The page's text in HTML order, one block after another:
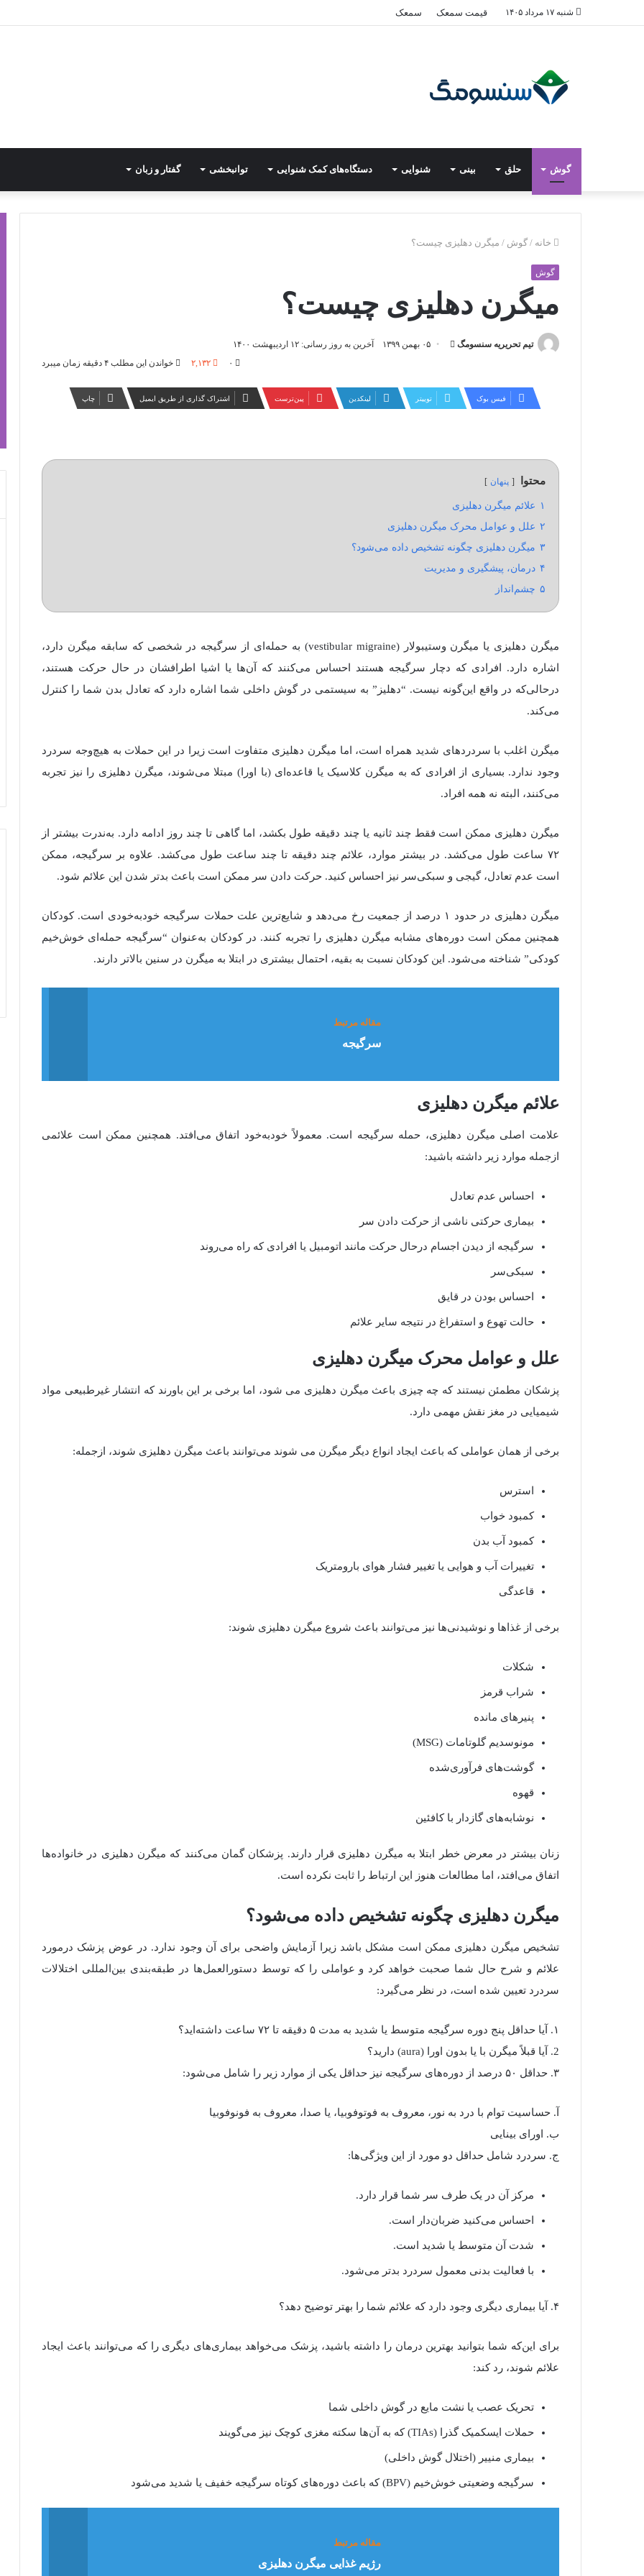
شنبه ۱۷ مرداد ۱۴۰۵ قیمت سمعک سمعک
گوش حلق بینی شنوایی دستگاه‌های کمک شنوایی توانبخشی گفتار و زبان
خانه / گوش / میگرن دهلیزی چیست؟
گوش
میگرن دهلیزی چیست؟
تیم تحریریه سنسومگ
ارسال۰۵ بهمن ۱۳۹۹
آخرین به روز رسانی: ۱۲ اردیبهشت ۱۴۰۰
۰
۲,۱۳۲ خواندن این مطلب ۴ دقیقه زمان میبرد
فیس بوک توییتر لینکدین ‫پین‌ترست اشتراک گذاری از طریق ایمیل چاپ
محتوا پنهان
۱ علائم میگرن دهلیزی
۲ علل و عوامل محرک میگرن دهلیزی
۳ میگرن دهلیزی چگونه تشخیص داده می‌شود؟
۴ درمان، پیشگیری و مدیریت
۵ چشم‌انداز
میگرن دهلیزی یا میگرن وستیبولار (vestibular migraine) به حمله‌ای از سرگیجه در شخصی که سابقه میگرن دارد،
اشاره دارد. افرادی که دچار سرگیجه هستند احساس می‌کنند که آن‌ها یا اشیا اطرافشان در حال حرکت هستند،
درحالی‌که در واقع این‌گونه نیست. “دهلیز” به سیستمی در گوش داخلی شما اشاره دارد که تعادل بدن شما را کنترل
می‌کند.
میگرن اغلب با سردردهای شدید همراه است، اما میگرن دهلیزی متفاوت است زیرا در این حملات به هیچ‌وجه سردرد
وجود ندارد. بسیاری از افرادی که به میگرن کلاسیک یا قاعده‌ای (با اورا) مبتلا می‌شوند، میگرن دهلیزی را نیز تجربه
می‌کنند، البته نه همه افراد.
میگرن دهلیزی ممکن است فقط چند ثانیه یا چند دقیقه طول بکشد، اما گاهی تا چند روز ادامه دارد. به‌ندرت بیشتر از
۷۲ ساعت طول می‌کشد. در بیشتر موارد، علائم چند دقیقه تا چند ساعت طول می‌کشد. علاوه بر سرگیجه، ممکن
است عدم تعادل، گیجی و سبکی‌سر نیز احساس کنید. حرکت دادن سر ممکن است باعث بدتر شدن این علائم شود.
میگرن دهلیزی در حدود ۱ درصد از جمعیت رخ می‌دهد و شایع‌ترین علت حملات سرگیجه خود‌به‌خودی است. کودکان
همچنین ممکن است دوره‌های مشابه میگرن دهلیزی را تجربه کنند. در کودکان به‌عنوان “سرگیجه حمله‌ای خوش‌خیم
کودکی” شناخته می‌شود. این کودکان نسبت به بقیه، احتمال بیشتری در ابتلا به میگرن در سنین بالاتر دارند.
مقاله مرتبط
سرگیجه
علائم میگرن دهلیزی
علامت اصلی میگرن دهلیزی، حمله سرگیجه است. معمولاً خودبه‌خود اتفاق می‌افتد. همچنین ممکن است علائمی
ازجمله موارد زیر داشته باشید:
احساس عدم تعادل
بیماری حرکتی ناشی از حرکت دادن سر
سرگیجه از دیدن اجسام درحال حرکت مانند اتومبیل یا افرادی که راه می‌روند
سبکی‌سر
احساس بودن در قایق
حالت تهوع و استفراغ در نتیجه سایر علائم
علل و عوامل محرک میگرن دهلیزی
پزشکان مطمئن نیستند که چه چیزی باعث میگرن دهلیزی می شود، اما برخی بر این باورند که انتشار غیرطبیعی مواد
شیمیایی در مغز نقش مهمی دارد.
برخی از همان عواملی که باعث ایجاد انواع دیگر میگرن می شوند می‌توانند باعث میگرن دهلیزی شوند، ازجمله:
استرس
کمبود خواب
کمبود آب بدن
تغییرات آب و هوایی یا تغییر فشار هوای بارومتریک
قاعدگی
برخی از غذاها و نوشیدنی‌ها نیز می‌توانند باعث شروع میگرن دهلیزی شوند:
شکلات
شراب قرمز
پنیرهای مانده
مونوسدیم گلوتامات (MSG)
گوشت‌های فرآوری‌شده
قهوه
نوشابه‌های گازدار با کافئین
زنان بیشتر در معرض خطر ابتلا به میگرن دهلیزی قرار دارند. پزشکان گمان می‌کنند که میگرن دهلیزی در خانواده‌ها
اتفاق می‌افتد، اما مطالعات هنوز این ارتباط را ثابت نکرده است.
میگرن دهلیزی چگونه تشخیص داده می‌شود؟
تشخیص میگرن دهلیزی ممکن است مشکل باشد زیرا آزمایش واضحی برای آن وجود ندارد. در عوض پزشک درمورد
علائم و شرح‌ حال شما صحبت خواهد کرد و عواملی را که توسط دستورالعمل‌ها در طبقه‌بندی بین‌المللی اختلالات
سردرد تعیین شده است، در نظر می‌گیرد:
۱. آیا حداقل پنج دوره سرگیجه متوسط یا شدید به مدت ۵ دقیقه تا ۷۲ ساعت داشته‌اید؟
2. آیا قبلاً میگرن با یا بدون اورا (aura) دارید؟
۳. حداقل ۵۰ درصد از دوره‌های سرگیجه نیز حداقل یکی از موارد زیر را شامل می‌شود:
آ. حساسیت توام با درد به نور، معروف به فوتوفوبیا، یا صدا، معروف به فونوفوبیا
ب. اورای بینایی
ج. سردرد شامل حداقل دو مورد از این ویژگی‌ها:
مرکز آن در یک طرف سر شما قرار دارد.
احساس می‌کنید ضربان‌دار است.
شدت آن متوسط یا شدید است.
با فعالیت بدنی معمول سردرد بدتر می‌شود.
۴. آیا بیماری دیگری وجود دارد که علائم شما را بهتر توضیح دهد؟
برای این‌که شما بتوانید بهترین درمان را داشته باشید، پزشک می‌خواهد بیماری‌های دیگری را که می‌توانند باعث ایجاد
علائم شوند، رد کند:
تحریک عصب یا نشت مایع در گوش داخلی شما
حملات ایسکمیک گذرا (TIAs) که به آن‌ها سکته مغزی کوچک نیز می‌گویند
بیماری منییر (اختلال گوش داخلی)
سرگیجه وضعیتی خوش‌خیم (BPV) که باعث دوره‌های کوتاه سرگیجه خفیف یا شدید می‌شود
مقاله مرتبط
رژیم غذایی میگرن دهلیزی